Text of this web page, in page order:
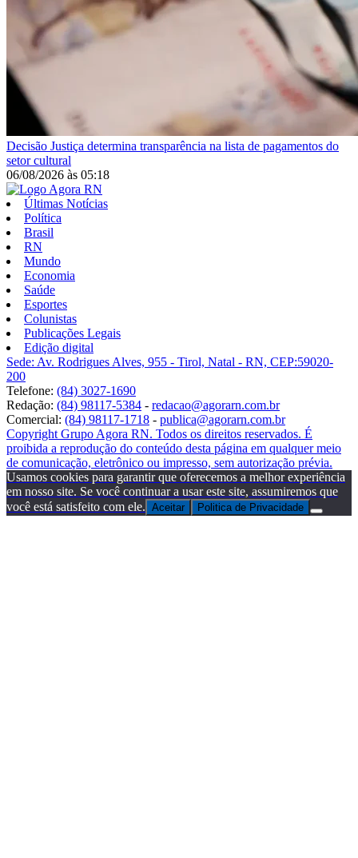
Decisão Justiça determina transparência na lista de pagamentos do
setor cultural
06/08/2026 às 05:18
Últimas Notícias
Política
Brasil
RN
Mundo
Economia
Saúde
Esportes
Colunistas
Publicações Legais
Edição digital
Sede: Av. Rodrigues Alves, 955 - Tirol, Natal - RN, CEP:59020-
200
Telefone: (84) 3027-1690
Redação: (84) 98117-5384 - redacao@agorarn.com.br
Comercial: (84) 98117-1718 - publica@agorarn.com.br
Copyright Grupo Agora RN. Todos os direitos reservados. É
proibida a reprodução do conteúdo desta página em qualquer meio
de comunicação, eletrônico ou impresso, sem autorização prévia.
Usamos cookies para garantir que oferecemos a melhor experiência
em nosso site. Se você continuar a usar este site, assumiremos que
você está satisfeito com ele. Aceitar Politica de Privacidade